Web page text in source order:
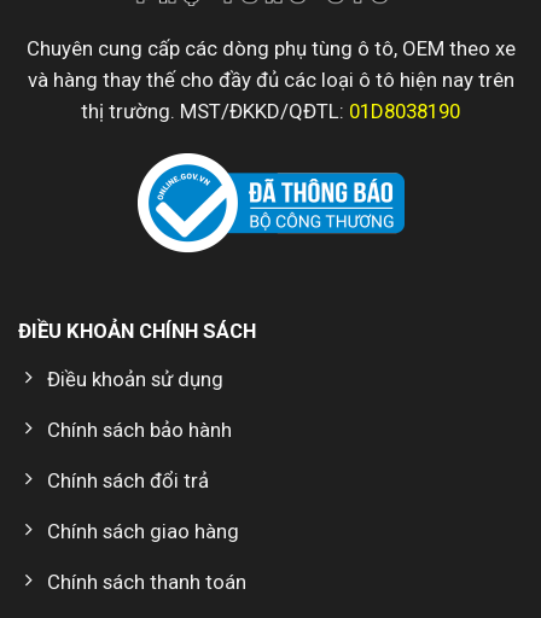
Chuyên cung cấp các dòng phụ tùng ô tô, OEM theo xe
và hàng thay thế cho đầy đủ các loại ô tô hiện nay trên
thị trường. MST/ĐKKD/QĐTL: 01D8038190
ĐIỀU KHOẢN CHÍNH SÁCH
Điều khoản sử dụng
Chính sách bảo hành
Chính sách đổi trả
Chính sách giao hàng
Chính sách thanh toán